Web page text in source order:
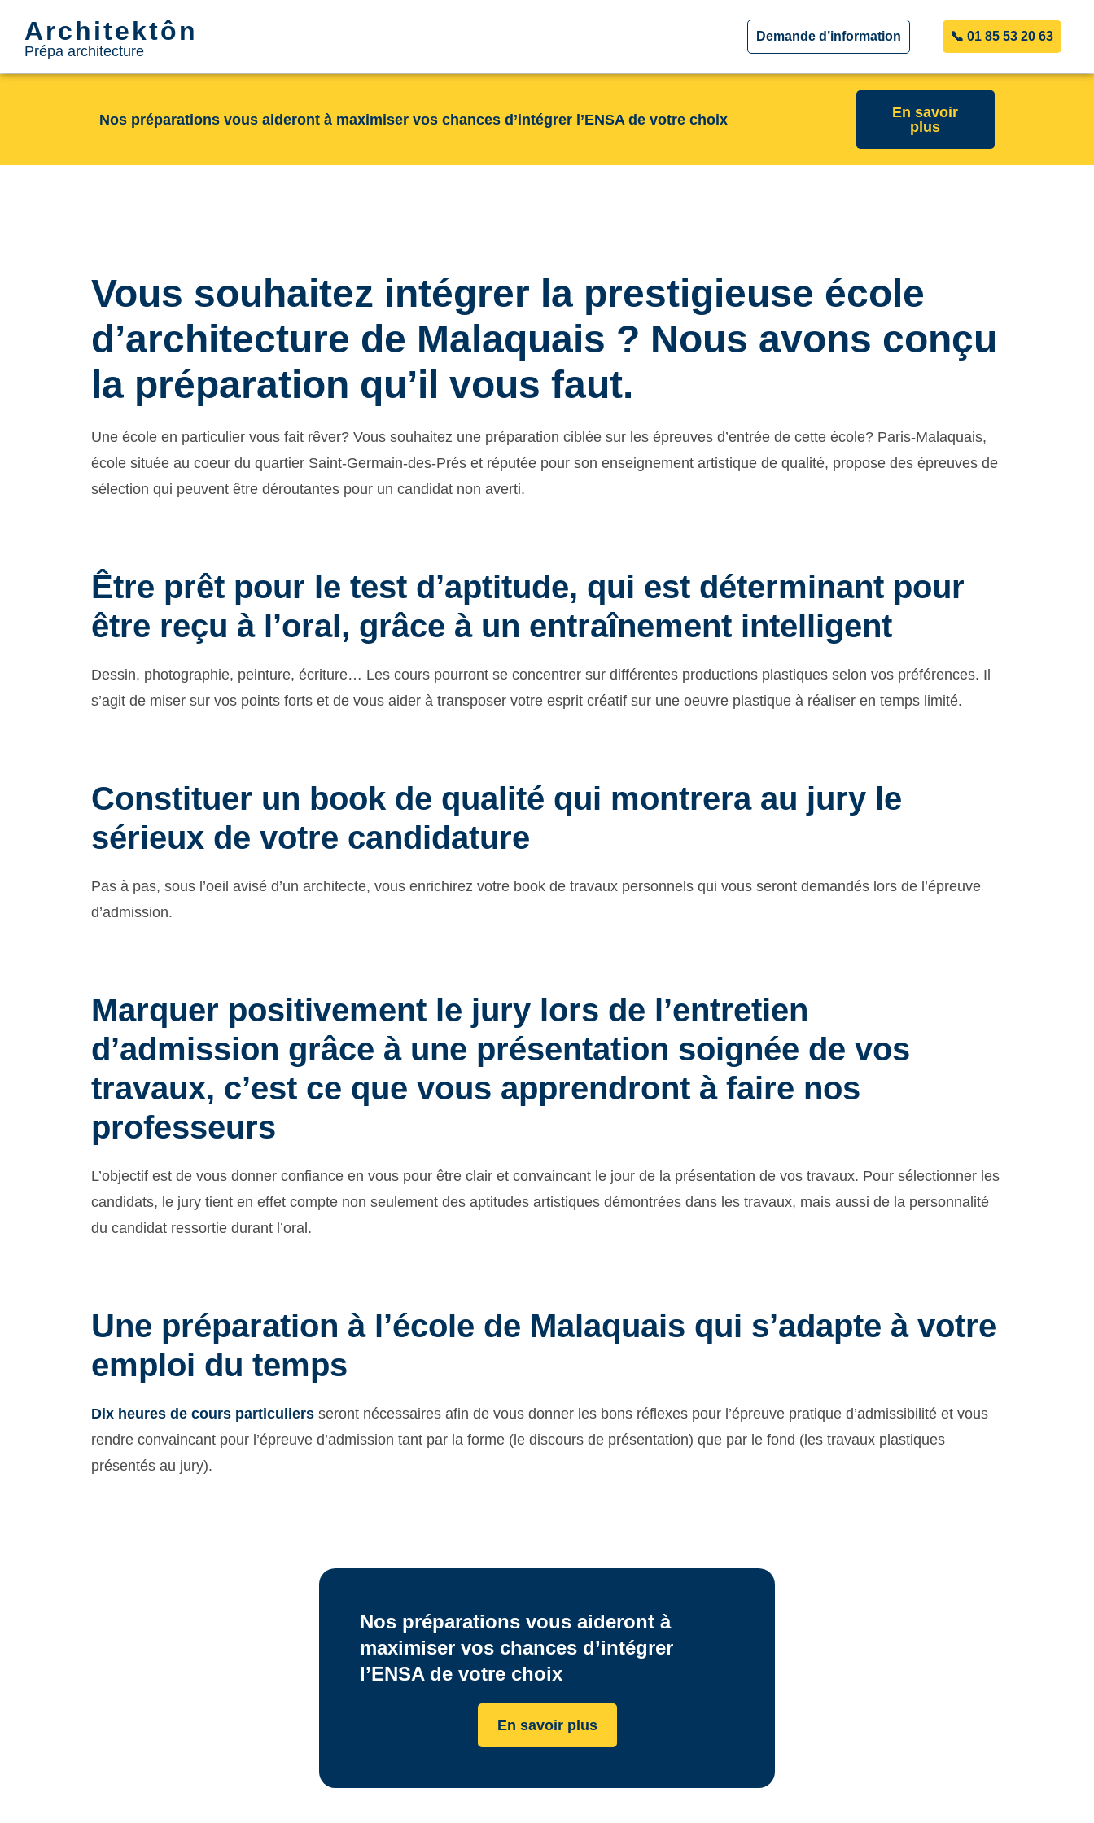
Architektôn
Prépa architecture
Demande d’information 📞 01 85 53 20 63
Nos préparations vous aideront à maximiser vos chances d’intégrer l’ENSA de votre choix
En savoir
plus
Vous souhaitez intégrer la prestigieuse école
d’architecture de Malaquais ? Nous avons conçu
la préparation qu’il vous faut.
Une école en particulier vous fait rêver? Vous souhaitez une préparation ciblée sur les épreuves d’entrée de cette école? Paris-Malaquais,
école située au coeur du quartier Saint-Germain-des-Prés et réputée pour son enseignement artistique de qualité, propose des épreuves de
sélection qui peuvent être déroutantes pour un candidat non averti.
Être prêt pour le test d’aptitude, qui est déterminant pour
être reçu à l’oral, grâce à un entraînement intelligent
Dessin, photographie, peinture, écriture… Les cours pourront se concentrer sur différentes productions plastiques selon vos préférences. Il
s’agit de miser sur vos points forts et de vous aider à transposer votre esprit créatif sur une oeuvre plastique à réaliser en temps limité.
Constituer un book de qualité qui montrera au jury le
sérieux de votre candidature
Pas à pas, sous l’oeil avisé d’un architecte, vous enrichirez votre book de travaux personnels qui vous seront demandés lors de l’épreuve
d’admission.
Marquer positivement le jury lors de l’entretien
d’admission grâce à une présentation soignée de vos
travaux, c’est ce que vous apprendront à faire nos
professeurs
L’objectif est de vous donner confiance en vous pour être clair et convaincant le jour de la présentation de vos travaux. Pour sélectionner les
candidats, le jury tient en effet compte non seulement des aptitudes artistiques démontrées dans les travaux, mais aussi de la personnalité
du candidat ressortie durant l’oral.
Une préparation à l’école de Malaquais qui s’adapte à votre
emploi du temps
Dix heures de cours particuliers seront nécessaires afin de vous donner les bons réflexes pour l’épreuve pratique d’admissibilité et vous
rendre convaincant pour l’épreuve d’admission tant par la forme (le discours de présentation) que par le fond (les travaux plastiques
présentés au jury).
Nos préparations vous aideront à
maximiser vos chances d’intégrer
l’ENSA de votre choix
En savoir plus